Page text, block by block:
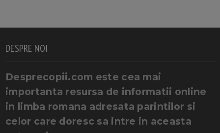
DESPRE NOI
Desprecopii.com este cea mai
importanta resursa de informatii online
in limba romana adresata parintilor si
celor care doresc sa intre in aceasta